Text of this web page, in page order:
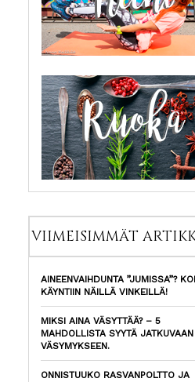
VIIMEISIMMÄT
AINEENVAIHDUNTA ”JUMISSA”?
KÄYNTIIN NÄILLÄ VINKEILLÄ!
MIKSI AINA VÄSYTTÄÄ? – 5
MAHDOLLISTA SYYTÄ JATKUVAAN
VÄSYMYKSEEN.
ONNISTUUKO RASVANPOLTTO JA